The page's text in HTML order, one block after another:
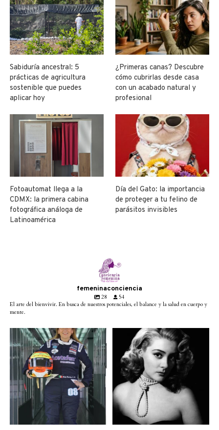
Sabiduría ancestral: 5
prácticas de agricultura
sostenible que puedes
aplicar hoy
¿Primeras canas? Descubre
cómo cubrirlas desde casa
con un acabado natural y
profesional
Fotoautomat llega a la
CDMX: la primera cabina
fotográfica análoga de
Latinoamérica
Día del Gato: la importancia
de proteger a tu felino de
parásitos invisibles
femeninaconciencia
28
54
El arte del bienvivir. En busca de nuestros potenciales, el balance y la salud en cuerpo y
mente.
Conoce a @betty_racing08
la piloto mexicana que ...
3 0
Descanse en paz la gran
diva del cine mexicano
2 0